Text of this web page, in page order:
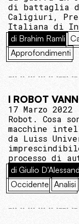
di battaglia
Caligiuri,
Italiana di
di Brahim Ramli
Approfondimenti
I ROBOT
17 Marzo 2022
Robot. Cosa
macchine
da Luiss
processo di
di Giulio
Occidente Analisi